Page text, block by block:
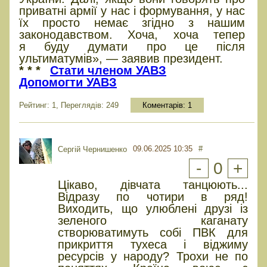
приватні армії у нас і формування, у нас
їх просто немає згідно з нашим
законодавством. Хоча, хоча тепер
я буду думати про це після
ультиматумів», — заявив президент.
* * *
Стати членом УАВЗ
Допомогти УАВЗ
Рейтинг: 1, Переглядів: 249 Коментарів: 1
Сергій Чернишенко 09.06.2025 10:35 #
- 0 +
Цікаво, дівчата танцюють...
Відразу по чотири в ряд!
Виходить, що улюблені друзі із
зеленого каганату
створюватимуть собі ПВК для
прикриття тухеса і віджиму
ресурсів у народу? Трохи не по